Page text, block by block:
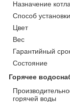
Назначение котла
Способ установки
Цвет
Вес
Гарантийный
Состояние
Горячее
горячей воды